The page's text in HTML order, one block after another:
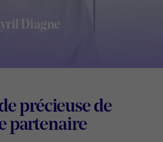
Diagne
précieuse de
partenaireDigital